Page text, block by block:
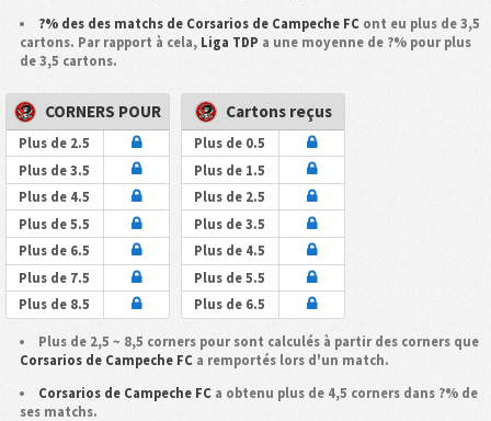
?% des des matchs de Corsarios de Campeche FC ont eu plus de 3,5
cartons. Par rapport à cela, Liga TDP a une moyenne de ?% pour plus
de 3,5 cartons.
CORNERS POUR
Plus de 2.5
Plus de 3.5
Plus de 4.5
Plus de 5.5
Plus de 6.5
Plus de 7.5
Plus de 8.5
Cartons reçus
Plus de 0.5
Plus de 1.5
Plus de 2.5
Plus de 3.5
Plus de 4.5
Plus de 5.5
Plus de 6.5
Plus de 2,5 ~ 8,5 corners pour sont calculés à partir des corners que
Corsarios de Campeche FCa remportés lors d'un match.
Corsarios de Campeche FC a obtenu plus de 4,5 corners dans ?% de
ses matchs.